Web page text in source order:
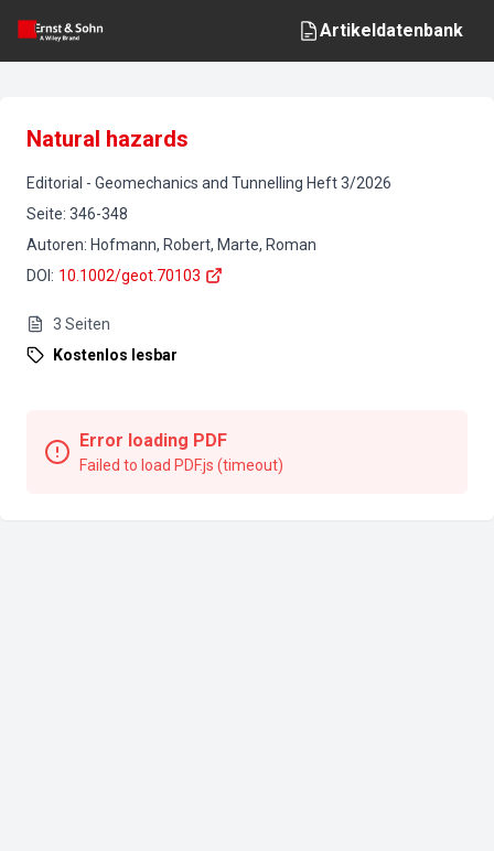
Artikeldatenbank
Natural hazards
Editorial - Geomechanics and Tunnelling Heft3/2026
Seite: 346-348
Autoren: Hofmann, Robert, Marte, Roman
DOI : 10.1002/geot.70103
3 Seiten
Kostenlos lesbar
Error loading PDF
Failed to load PDF.js (timeout)